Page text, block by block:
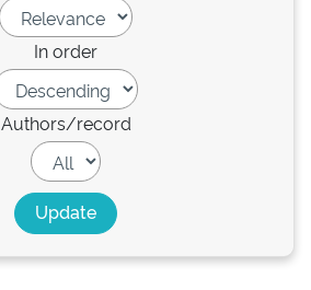
In order
Authors/record